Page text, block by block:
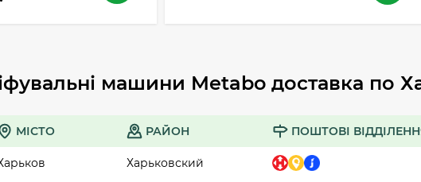
машини Metabo доставка по
МІСТО РАЙОН ПОШТОВІ
Харьковский